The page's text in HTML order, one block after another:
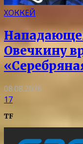
ХОККЕЙ
Овечкину
08.08.2026
17
TF